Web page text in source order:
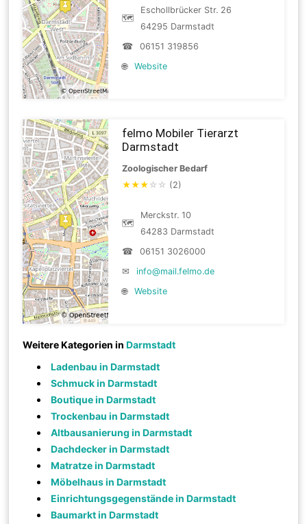
🗺
Eschollbrücker Str. 26
64295 Darmstadt
☎
06151 319856
🌐
Website
felmo Mobiler Tierarzt
Darmstadt
Zoologischer Bedarf
★★★ ☆ ☆ (2)
🗺
Merckstr. 10
64283 Darmstadt
☎
06151 3026000
✉
info@mail.felmo.de
🌐
Website
Weitere Kategorien inDarmstadt
Ladenbau in Darmstadt
Schmuck in Darmstadt
Boutique in Darmstadt
Trockenbau in Darmstadt
Altbausanierung in Darmstadt
Dachdecker in Darmstadt
Matratze in Darmstadt
Möbelhaus in Darmstadt
Einrichtungsgegenstände in Darmstadt
Baumarkt in Darmstadt